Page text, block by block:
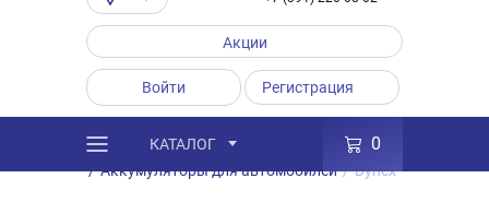
Акции
Войти Регистрация
КАТАЛОГ 0
Каталог / Товары
Аккумуляторы
/ Аккумуляторы для автомобилей / Dynex